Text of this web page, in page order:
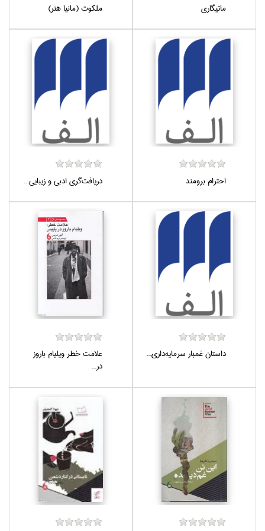
ماتيگاري ملكوت (مانيا هنر)
احترام برومند دريافت‌گري ادبي و زيبايي‌...
داستان غمبار سرمايه‌داري...
علامت خطر ويليام باروز
در...